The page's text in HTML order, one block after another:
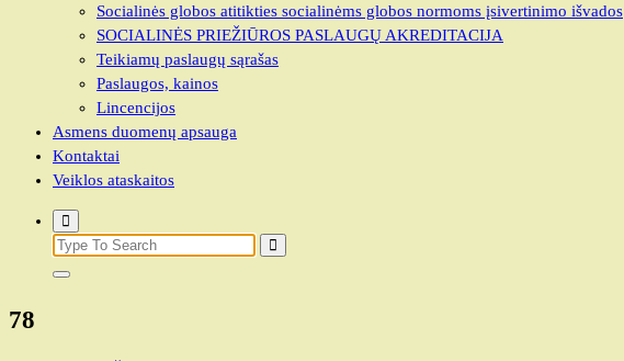
Socialinės globos atitikties socialinėms globos normoms įsivertinimo išvados
SOCIALINĖS PRIEŽIŪROS PASLAUGŲ AKREDITACIJA
Teikiamų paslaugų sąrašas
Paslaugos, kainos
Lincencijos
Asmens duomenų apsauga
Kontaktai
Veiklos ataskaitos
Search
for:
78